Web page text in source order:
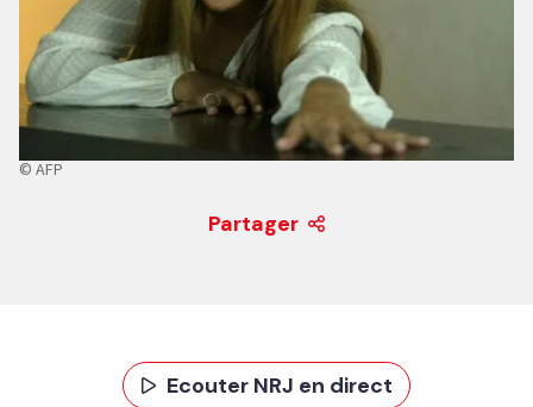
© AFP
Partager
Ecouter NRJ en direct